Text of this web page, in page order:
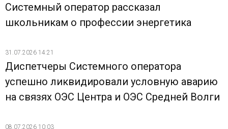
Системный оператор рассказал
школьникам о профессии энергетика
31.07.2026 14:21
Диспетчеры Системного оператора
успешно ликвидировали условную аварию
на связях ОЭС Центра и ОЭС Средней Волги
08.07.2026 10:03